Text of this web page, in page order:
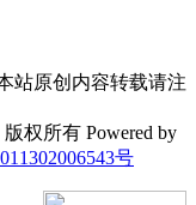
站原创内容转载请注
权所有 Powered by
号